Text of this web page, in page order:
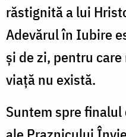
răstignită a lui
Adevărul în Iubire
și de zi, pentru
viață nu există.
Suntem spre